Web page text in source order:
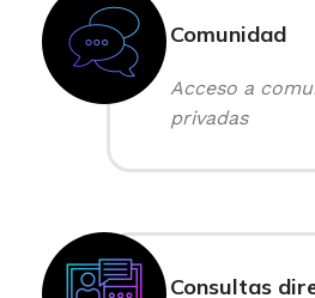
Comunidad
Acceso a
privadas
Consultas